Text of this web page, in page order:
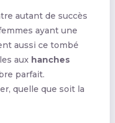
autant de succès
ayant une
aussi ce tombé
aux hanches
parfait.
quelle que soit la